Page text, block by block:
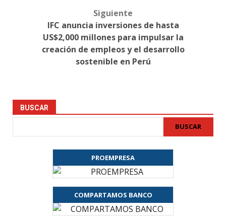
Siguiente
IFC anuncia inversiones de hasta
US$2,000 millones para impulsar la
creación de empleos y el desarrollo
sostenible en Perú
BUSCAR
BUSCAR
PROEMPRESA
COMPARTAMOS BANCO